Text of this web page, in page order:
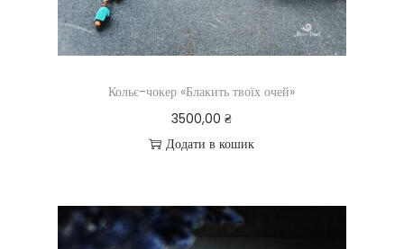
Кольє-чокер «Блакить твоїх очей»
3500,00₴
Додати в кошик